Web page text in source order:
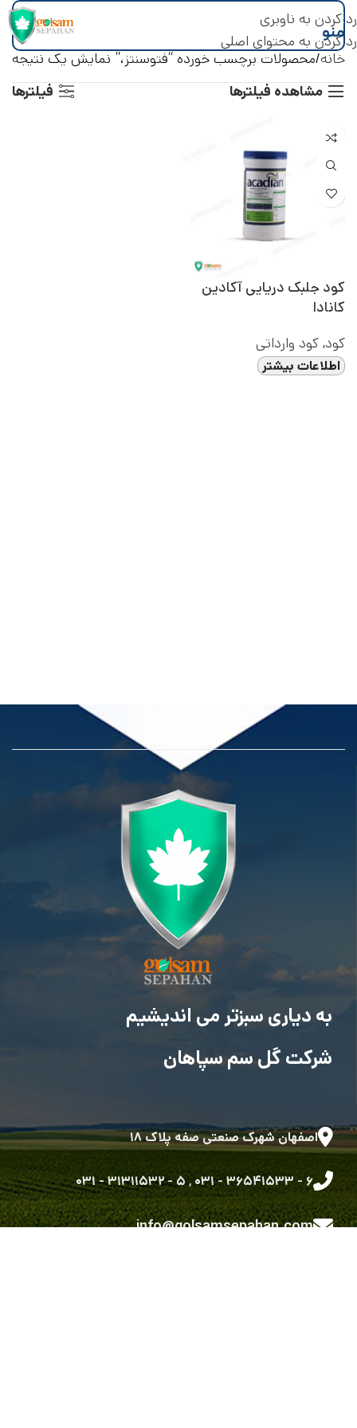
رد کردن به ناوبری
رد کردن به محتوای اصلی
منو
خانه محصولات برچسب خورده “فتوسنتز،” نمایش یک نتیجه
مشاهده فیلترها
فیلترها
کود جلبک دریایی آکادین
کانادا
کود,کود وارداتی
اطلاعات بیشتر
به دیاری سبزتر می اندیشیم
شرکت گل سم سپاهان
اصفهان شهرک صنعتی صفه پلاک ۱۸
۶ - ۳۶۵۴۱۵۳۳ - ۰۳۱ ,۵ - ۳۱۳۱۱۵۳۲ - ۰۳۱
info@golsamsepahan.com